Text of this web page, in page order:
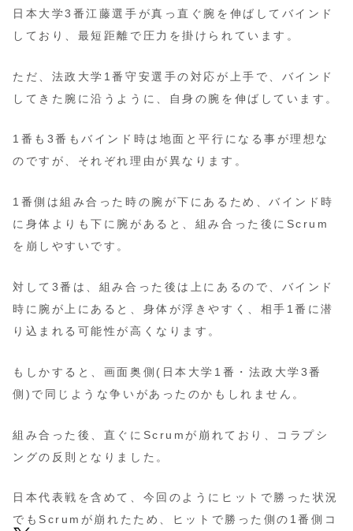
日本大学3番江藤選手が真っ直ぐ腕を伸ばしてバインド
しており、最短距離で圧力を掛けられています。
ただ、法政大学1番守安選手の対応が上手で、バインド
してきた腕に沿うように、自身の腕を伸ばしています。
1番も3番もバインド時は地面と平行になる事が理想な
のですが、それぞれ理由が異なります。
1番側は組み合った時の腕が下にあるため、バインド時
に身体よりも下に腕があると、組み合った後にScrum
を崩しやすいです。
対して3番は、組み合った後は上にあるので、バインド
時に腕が上にあると、身体が浮きやすく、相手1番に潜
り込まれる可能性が高くなります。
もしかすると、画面奥側(日本大学1番・法政大学3番
側)で同じような争いがあったのかもしれません。
組み合った後、直ぐにScrumが崩れており、コラプシ
ングの反則となりました。
日本代表戦を含めて、今回のようにヒットで勝った状況
でもScrumが崩れたため、ヒットで勝った側の1番側コ